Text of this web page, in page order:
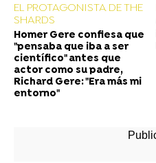
EL PROTAGONISTA DE THE
SHARDS
Homer Gere confiesa que
"pensaba que iba a ser
científico" antes que
actor como su padre,
Richard Gere: "Era más mi
entorno"